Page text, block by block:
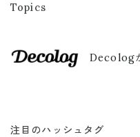
Topics
Decolog
注目のハッシュタグ